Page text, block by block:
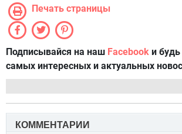
Печать страницы
Подписывайся на наш Facebook и будь
самых интересных и актуальных
КОММЕНТАРИИ